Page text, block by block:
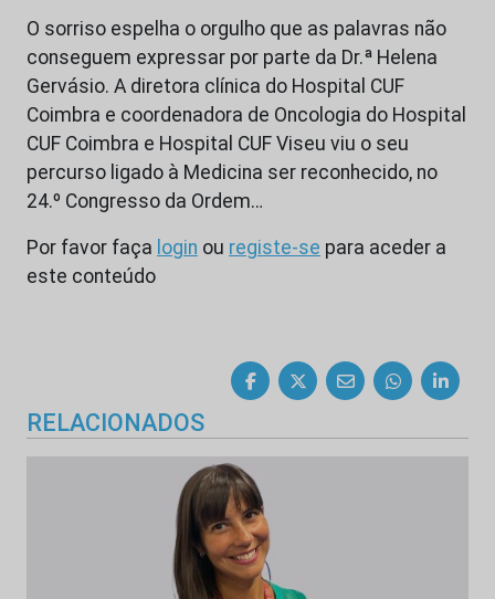
O sorriso espelha o orgulho que as palavras não
conseguem expressar por parte da Dr.ª Helena
Gervásio. A diretora clínica do Hospital CUF
Coimbra e coordenadora de Oncologia do Hospital
CUF Coimbra e Hospital CUF Viseu viu o seu
percurso ligado à Medicina ser reconhecido, no
24.º Congresso da Ordem…
Por favor faça login ou registe-se para aceder a
este conteúdo
RELACIONADOS